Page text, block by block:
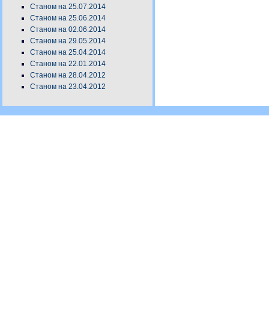
Станом на 25.07.2014
Станом на 25.06.2014
Станом на 02.06.2014
Станом на 29.05.2014
Станом на 25.04.2014
Станом на 22.01.2014
Станом на 28.04.2012
Станом на 23.04.2012